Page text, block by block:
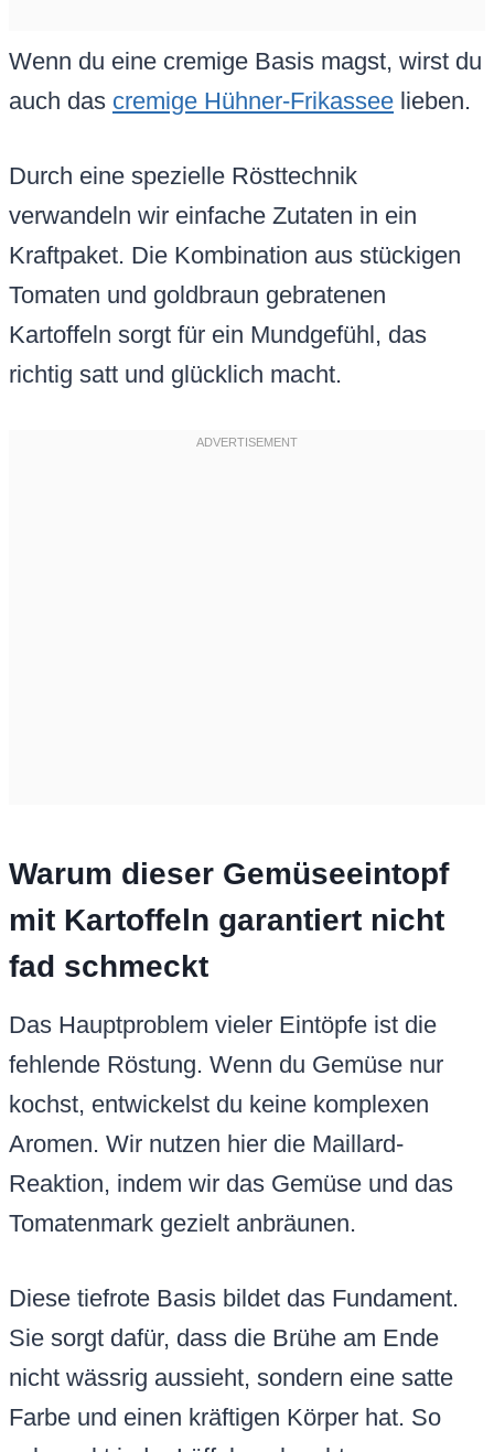
Wenn du eine cremige Basis magst, wirst du
auch das cremige Hühner-Frikassee lieben.
Durch eine spezielle Rösttechnik
verwandeln wir einfache Zutaten in ein
Kraftpaket. Die Kombination aus stückigen
Tomaten und goldbraun gebratenen
Kartoffeln sorgt für ein Mundgefühl, das
richtig satt und glücklich macht.
Warum dieser Gemüseeintopf
mit Kartoffeln garantiert nicht
fad schmeckt
Das Hauptproblem vieler Eintöpfe ist die
fehlende Röstung. Wenn du Gemüse nur
kochst, entwickelst du keine komplexen
Aromen. Wir nutzen hier die Maillard-
Reaktion, indem wir das Gemüse und das
Tomatenmark gezielt anbräunen.
Diese tiefrote Basis bildet das Fundament.
Sie sorgt dafür, dass die Brühe am Ende
nicht wässrig aussieht, sondern eine satte
Farbe und einen kräftigen Körper hat. So